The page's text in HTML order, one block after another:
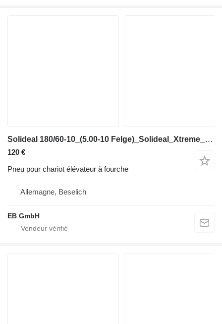
Solideal 180/60-10_(5.00-10 Felge)_Solideal_Xtreme_Quick_solid tyre_NEU
120 €
Pneu pour chariot élévateur à fourche
Allemagne, Beselich
EB GmbH